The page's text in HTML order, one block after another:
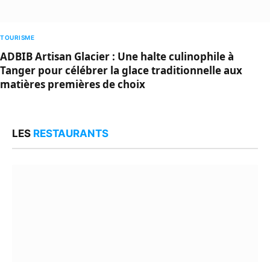
TOURISME
ADBIB Artisan Glacier : Une halte culinophile à
Tanger pour célébrer la glace traditionnelle aux
matières premières de choix
LES RESTAURANTS